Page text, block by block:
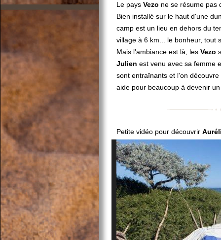
Le pays Vezo ne se résume pas
Bien installé sur le haut d'une
camp est un lieu en dehors du
village à 6 km... le bonheur, tout
Mais l'ambiance est là, les Vezo
Julien est venu avec sa femme
sont entraînants et l'on
aide pour beaucoup à devenir
Petite vidéo pour découvrir